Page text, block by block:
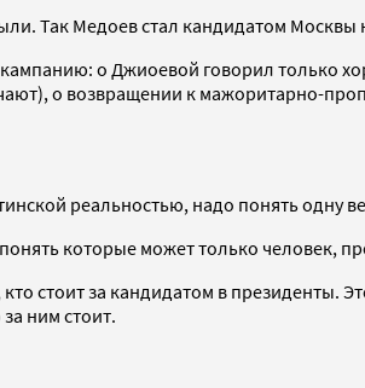
Так Медоев стал кандидатом Москвы
о Джиоевой говорил только
о возвращении к мажоритарно-
реальностью, надо понять
которые может только человек,
стоит за кандидатом в президенты.
ним стоит.